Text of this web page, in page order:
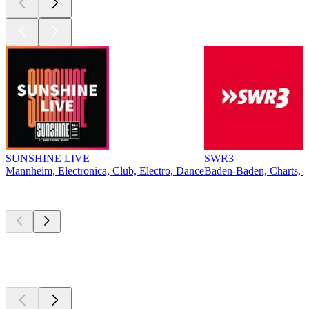
SUNSHINE LIVE
Mannheim, Electronica, Club, Electro, Dance
SWR3
Baden-Baden, Charts,